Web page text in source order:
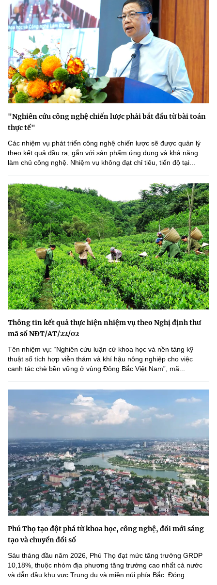
"Nghiên cứu công nghệ chiến lược phải bắt đầu từ bài toán
thực tế"
Các nhiệm vụ phát triển công nghệ chiến lược sẽ được quản lý
theo kết quả đầu ra, gắn với sản phẩm ứng dụng và khả năng
làm chủ công nghệ. Nhiệm vụ không đạt chỉ tiêu, tiến độ tại...
Thông tin kết quả thực hiện nhiệm vụ theo Nghị định thư
mã số NĐT/AT/22/02
Tên nhiệm vụ: “Nghiên cứu luận cứ khoa học và nền tảng kỹ
thuật số tích hợp viễn thám và khí hậu nông nghiệp cho việc
canh tác chè bền vững ở vùng Đông Bắc Việt Nam”, mã...
Phú Thọ tạo đột phá từ khoa học, công nghệ, đổi mới sáng
tạo và chuyển đổi số
Sáu tháng đầu năm 2026, Phú Thọ đạt mức tăng trưởng GRDP
10,18%, thuộc nhóm địa phương tăng trưởng cao nhất cả nước
và dẫn đầu khu vực Trung du và miền núi phía Bắc. Đóng...